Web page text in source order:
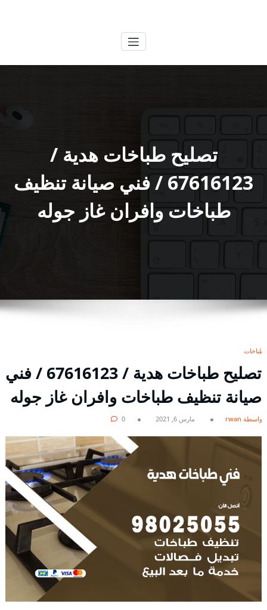
تصليح طباخات هدية /
67616123 / فني صيانة تنظيف
طباخات وافران غاز جوله
طباخات
تصليح طباخات هدية / 67616123 / فني
صيانة تنظيف طباخات وافران غاز جوله
بواسطة rwan مارس 6, 2021 0